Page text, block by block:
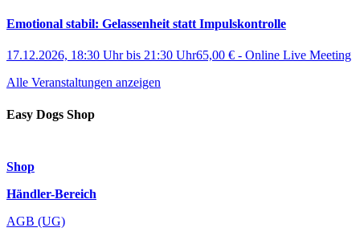
Emotional stabil: Gelassenheit statt Impulskontrolle
17.12.2026, 18:30 Uhrbis 21:30 Uhr65,00 € - Online Live Meeting
Alle Veranstaltungen anzeigen
Easy Dogs Shop
Shop
Händler-Bereich
AGB (UG)